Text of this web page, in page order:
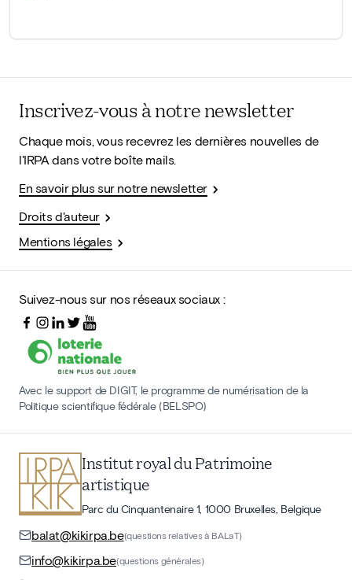
Inscrivez-vous à notre newsletter
Chaque mois, vous recevrez les dernières nouvelles de
l'IRPA dans votre boîte mails.
En savoir plus sur notre newsletter
Droits d'auteur
Mentions légales
Suivez-nous sur nos réseaux sociaux :
Avec le support de DIGIT, le programme de numérisation de la
Politique scientifique fédérale (BELSPO)
Institut royal du Patrimoine
artistique
Parc du Cinquantenaire 1, 1000 Bruxelles, Belgique
balat@kikirpa.be(questions relatives à BALaT)
info@kikirpa.be(questions générales)